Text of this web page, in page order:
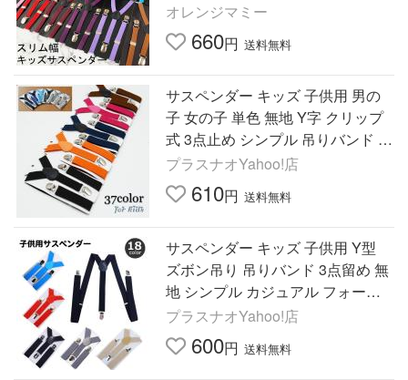
オレンジマミー
660円 送料無料
サスペンダー キッズ 子供用 男の
子 女の子 単色 無地 Y字 クリップ
式 3点止め シンプル 吊りバンド 伸
縮性 長さ調整可能 おしゃれ カラ
バリ豊
プラスナオYahoo!店
610円 送料無料
サスペンダー キッズ 子供用 Y型
ズボン吊り 吊りバンド 3点留め 無
地 シンプル カジュアル フォーマ
ル お出かけ 発表会 結婚式 入学式
卒業式
プラスナオYahoo!店
600円 送料無料